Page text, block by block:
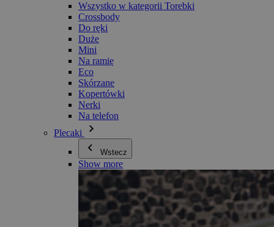
Wszystko w kategorii Torebki
Crossbody
Do ręki
Duże
Mini
Na ramię
Eco
Skórzane
Kopertówki
Nerki
Na telefon
Plecaki
Wstecz
Show more